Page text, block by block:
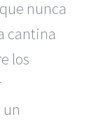
nunca
cantina
los